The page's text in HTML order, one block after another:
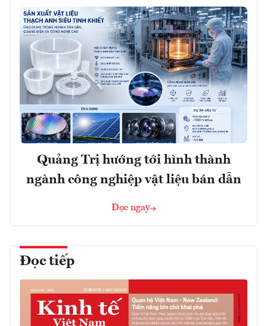
Quảng Trị hướng tới hình thành
ngành công nghiệp vật liệu bán dẫn
Đọc ngay
Đọc tiếp